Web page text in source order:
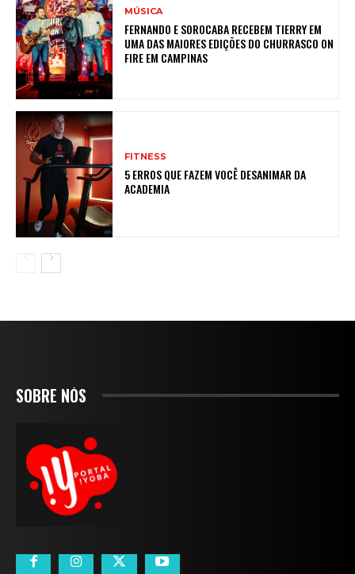
MÚSICA
FERNANDO E SOROCABA RECEBEM TIERRY EM
UMA DAS MAIORES EDIÇÕES DO CHURRASCO ON
FIRE EM CAMPINAS
FITNESS
5 ERROS QUE FAZEM VOCÊ DESANIMAR DA
ACADEMIA
SOBRE NÓS